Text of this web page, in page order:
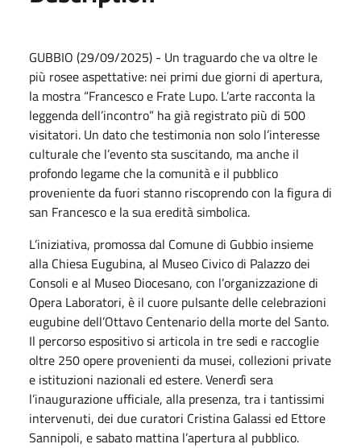
GUBBIO (29/09/2025) - Un traguardo che va oltre le
più rosee aspettative: nei primi due giorni di apertura,
la mostra “Francesco e Frate Lupo. L’arte racconta la
leggenda dell’incontro” ha già registrato più di 500
visitatori. Un dato che testimonia non solo l’interesse
culturale che l’evento sta suscitando, ma anche il
profondo legame che la comunità e il pubblico
proveniente da fuori stanno riscoprendo con la figura di
san Francesco e la sua eredità simbolica.
L’iniziativa, promossa dal Comune di Gubbio insieme
alla Chiesa Eugubina, al Museo Civico di Palazzo dei
Consoli e al Museo Diocesano, con l’organizzazione di
Opera Laboratori, è il cuore pulsante delle celebrazioni
eugubine dell’Ottavo Centenario della morte del Santo.
Il percorso espositivo si articola in tre sedi e raccoglie
oltre 250 opere provenienti da musei, collezioni private
e istituzioni nazionali ed estere. Venerdì sera
l’inaugurazione ufficiale, alla presenza, tra i tantissimi
intervenuti, dei due curatori Cristina Galassi ed Ettore
Sannipoli, e sabato mattina l’apertura al pubblico.